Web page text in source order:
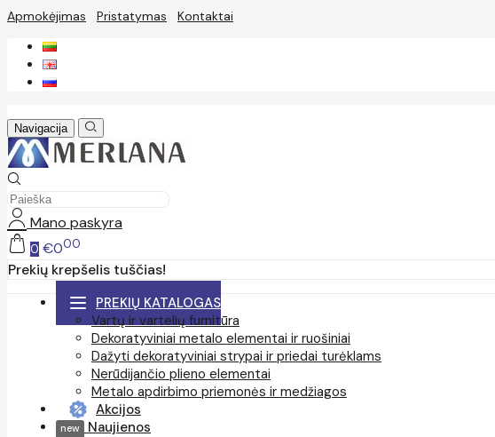
Apmokėjimas Pristatymas Kontaktai
Navigacija
Mano paskyra
0 €000
Prekių krepšelis tuščias!
PREKIŲ KATALOGAS
Vartų ir vartelių furnitūra
Dekoratyviniai metalo elementai ir ruošiniai
Dažyti dekoratyviniai strypai ir priedai turėklams
Nerūdijančio plieno elementai
Metalo apdirbimo priemonės ir medžiagos
Akcijos
Naujienos